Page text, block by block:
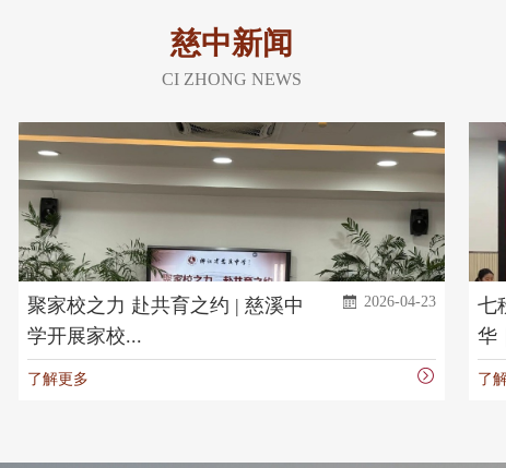
慈中新闻
CI ZHONG NEWS
育之约 | 慈溪中
2026-04-23
七秩薪火燃青春，社